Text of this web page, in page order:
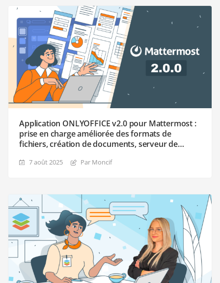
Application ONLYOFFICE v2.0 pour Mattermost :
prise en charge améliorée des formats de
fichiers, création de documents, serveur de
7 août 2025 Par Moncif